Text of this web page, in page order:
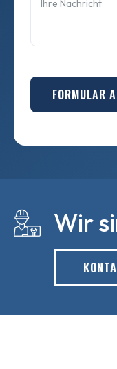
FORMULAR
Wir